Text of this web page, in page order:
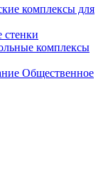
комплексы для
комплексы
Общественное